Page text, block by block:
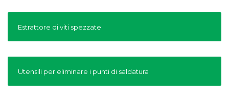
Estrattore di viti spezzate
Utensili per eliminare i punti di saldatura